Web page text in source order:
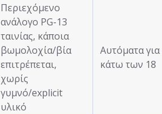
Περιεχόμενο
ανάλογο PG-13
ταινίας, κάποια
βωμολοχία/βία
επιτρέπεται,
χωρίς
γυμνό/explicit
υλικό
Αυτόματα για
κάτω των 18